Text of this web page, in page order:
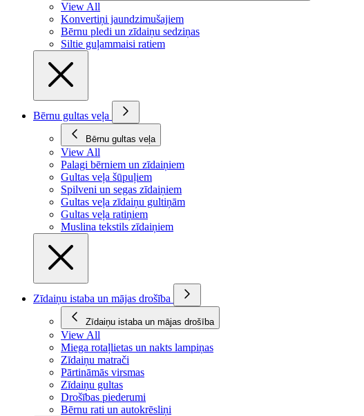
View All
Konvertiņi jaundzimušajiem
Bērnu pledi un zīdaiņu sedziņas
Siltie guļammaisi ratiem
Bērnu gultas veļa
Bērnu gultas veļa
View All
Palagi bērniem un zīdaiņiem
Gultas veļa šūpuļiem
Spilveni un segas zīdaiņiem
Gultas veļa zīdaiņu gultiņām
Gultas veļa ratiņiem
Muslina tekstils zīdaiņiem
Zīdaiņu istaba un mājas drošība
Zīdaiņu istaba un mājas drošība
View All
Miega rotaļlietas un nakts lampiņas
Zīdaiņu matrači
Pārtināmās virsmas
Zīdaiņu gultas
Drošības piederumi
Bērnu rati un autokrēsliņi